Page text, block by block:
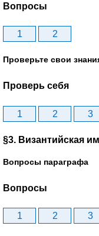
Вопросы
1 2
Проверьте свои
Проверь себя
1 2 3
§3. Византийская
Вопросы параграфа
Вопросы
1 2 3